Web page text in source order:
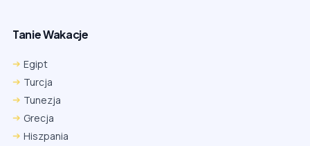
Tanie Wakacje
Egipt
Turcja
Tunezja
Grecja
Hiszpania